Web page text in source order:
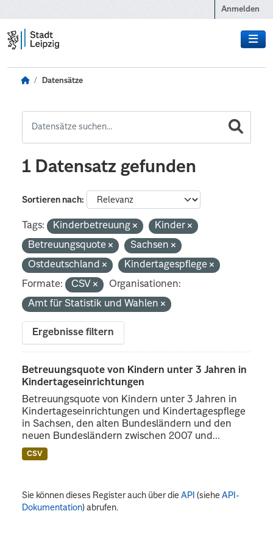
Anmelden
Datensätze
1 Datensatz gefunden
Sortieren nach
Tags: Kinderbetreuung
Kinder
Betreuungsquote
Sachsen
Ostdeutschland
Kindertagespflege
Formate:
CSV
Organisationen:
Amt für Statistik und Wahlen
Ergebnisse filtern
Betreuungsquote von Kindern unter 3 Jahren in
Kindertageseinrichtungen
Betreuungsquote von Kindern unter 3 Jahren in
Kindertageseinrichtungen und Kindertagespflege
in Sachsen, den alten Bundesländern und den
neuen Bundesländern zwischen 2007 und...
CSV
Sie können dieses Register auch über dieAPI (sieheAPI-
Dokumentation) abrufen.